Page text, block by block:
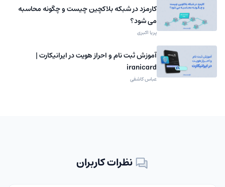
کارمزد در شبکه بلاکچین چیست و چگونه محاسبه
می شود؟
پریا اکبری
آموزش ثبت نام و احراز هویت در ایرانیکارت |
iranicard
عباس کاشفی
نظرات کاربران